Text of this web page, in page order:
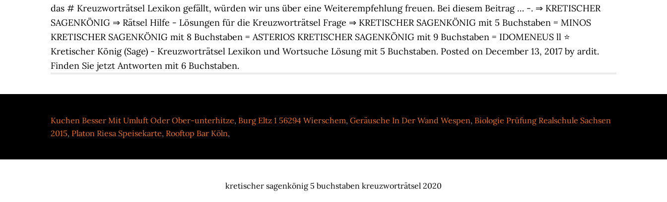
das # Kreuzworträtsel Lexikon gefällt, würden wir uns über eine Weiterempfehlung freuen. Bei diesem Beitrag … -. ⇒ KRETISCHER
SAGENKÖNIG ⇒ Rätsel Hilfe - Lösungen für die Kreuzworträtsel Frage ⇒ KRETISCHER SAGENKÖNIG mit 5 Buchstaben = MINOS
KRETISCHER SAGENKÖNIG mit 8 Buchstaben = ASTERIOS KRETISCHER SAGENKÖNIG mit 9 Buchstaben = IDOMENEUS ll ⭐
Kretischer König (Sage) - Kreuzworträtsel Lexikon und Wortsuche Lösung mit 5 Buchstaben. Posted on December 13, 2017 by ardit.
Finden Sie jetzt Antworten mit 6 Buchstaben.
Kuchen Besser Mit Umluft Oder Ober-unterhitze, Burg Eltz 1 56294 Wierschem, Geräusche In Der Wand Wespen, Biologie Prüfung Realschule Sachsen
2015, Platon Riesa Speisekarte, Rooftop Bar Köln,
kretischer sagenkönig 5 buchstaben kreuzworträtsel 2020